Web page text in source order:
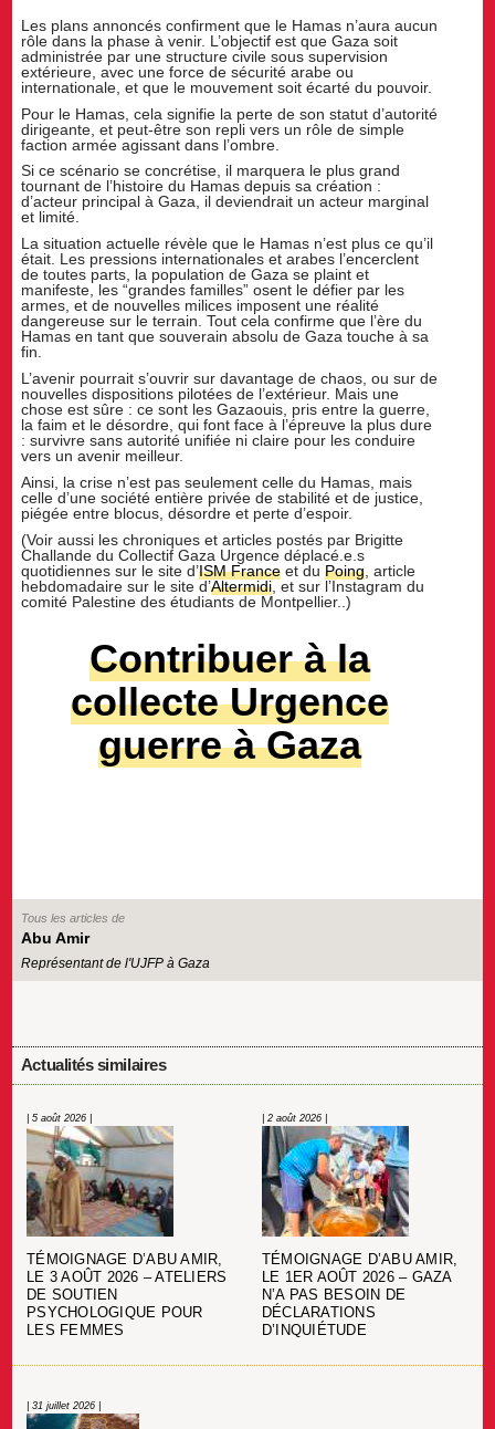
Les plans annoncés confirment que le Hamas n’aura aucun
rôle dans la phase à venir. L’objectif est que Gaza soit
administrée par une structure civile sous supervision
extérieure, avec une force de sécurité arabe ou
internationale, et que le mouvement soit écarté du pouvoir.
Pour le Hamas, cela signifie la perte de son statut d’autorité
dirigeante, et peut-être son repli vers un rôle de simple
faction armée agissant dans l’ombre.
Si ce scénario se concrétise, il marquera le plus grand
tournant de l’histoire du Hamas depuis sa création :
d’acteur principal à Gaza, il deviendrait un acteur marginal
et limité.
La situation actuelle révèle que le Hamas n’est plus ce qu’il
était. Les pressions internationales et arabes l’encerclent
de toutes parts, la population de Gaza se plaint et
manifeste, les “grandes familles” osent le défier par les
armes, et de nouvelles milices imposent une réalité
dangereuse sur le terrain. Tout cela confirme que l’ère du
Hamas en tant que souverain absolu de Gaza touche à sa
fin.
L’avenir pourrait s’ouvrir sur davantage de chaos, ou sur de
nouvelles dispositions pilotées de l’extérieur. Mais une
chose est sûre : ce sont les Gazaouis, pris entre la guerre,
la faim et le désordre, qui font face à l’épreuve la plus dure
: survivre sans autorité unifiée ni claire pour les conduire
vers un avenir meilleur.
Ainsi, la crise n’est pas seulement celle du Hamas, mais
celle d’une société entière privée de stabilité et de justice,
piégée entre blocus, désordre et perte d’espoir.
(Voir aussi les chroniques et articles postés par Brigitte
Challande du Collectif Gaza Urgence déplacé.e.s
quotidiennes sur le site d’ISM France et duPoing , article
hebdomadaire sur le site d’Altermidi , et sur l’Instagram du
comité Palestine des étudiants de Montpellier..)
Contribuer à la
collecte Urgence
guerre à Gaza
Tous les articles de
Abu Amir
Représentant de l'UJFP à Gaza
Actualités similaires
| 5 août 2026 |
TÉMOIGNAGE D’ABU AMIR,
LE 3 AOÛT 2026 – ATELIERS
DE SOUTIEN
PSYCHOLOGIQUE POUR
LES FEMMES
| 2 août 2026 |
TÉMOIGNAGE D’ABU AMIR,
LE 1ER AOÛT 2026 – GAZA
N’A PAS BESOIN DE
DÉCLARATIONS
D’INQUIÉTUDE
| 31 juillet 2026 |